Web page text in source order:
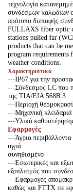
τεχνολογία
συνδέσμων καλωδίων
πρότυπο διεπαφής
FULLAXS fiber optic
stations pulled far
products that can be
program requirements
weather conditions.
Χαρακτηριστικά
---IP67 για την
---Σύνδεσμος LC που
της TIA/EIA 568B.3
---Περιοχή
---Μηχανική
---Υλικά
Εφαρμογές
---Άγρια
υγρά
συνηθισμένο
---Εσωτερικές και
εξοπλισμός που
---Εφαρμογές
καθώς και FTTX σε